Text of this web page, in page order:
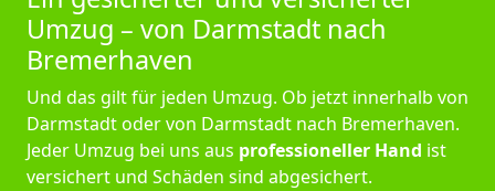
Umzug – von Darmstadt nach
Bremer­haven
Und das gilt für jeden Umzug. Ob jetzt innerhalb von
Darmstadt oder von Darmstadt nach Bremer­haven.
Jeder Umzug bei uns aus professioneller Hand ist
versichert und Schäden sind abgesichert.